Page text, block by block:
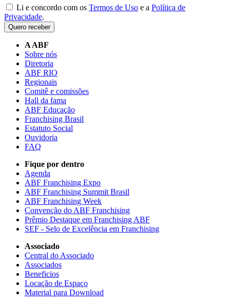
Li e concordo com os Termos de Uso e a Política de
Privacidade.
Quero receber
A ABF
Sobre nós
Diretoria
ABF RIO
Regionais
Comitê e comissões
Hall da fama
ABF Educação
Franchising Brasil
Estatuto Social
Ouvidoria
FAQ
Fique por dentro
Agenda
ABF Franchising Expo
ABF Franchising Summit Brasil
ABF Franchising Week
Convenção do ABF Franchising
Prêmio Destaque em Franchising ABF
SEF - Selo de Excelência em Franchising
Associado
Central do Associado
Associados
Beneficios
Locação de Espaço
Material para Download